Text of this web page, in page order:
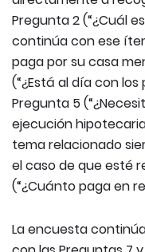
Pregunta 2 (“¿Cuál
continúa con ese
paga por su casa
(“¿Está al día con
Pregunta 5
ejecución
tema relacionado
el caso de que esté
(“¿Cuánto paga en
La encuesta